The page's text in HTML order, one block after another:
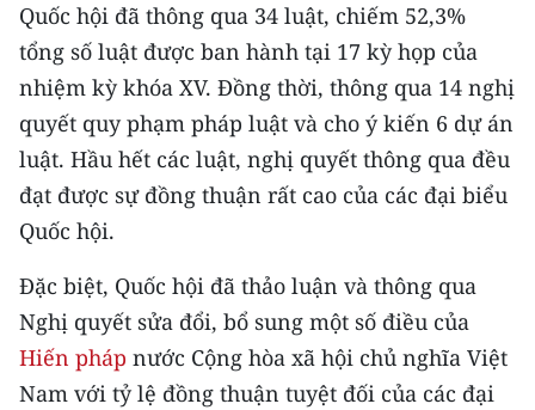
Infographic
TIN MỚI
TIN ĐỊA PHƯƠNG
Trung du và miền núi phía Bắc
Bắc Trung Bộ
Duyên hải Nam Trung Bộ và Tây
Nguyên
Quốc hội đã thông qua 34 luật, chiếm 52,3%
tổng số luật được ban hành tại 17 kỳ họp của
nhiệm kỳ khóa XV. Đồng thời, thông qua 14 nghị
quyết quy phạm pháp luật và cho ý kiến 6 dự án
luật. Hầu hết các luật, nghị quyết thông qua đều
đạt được sự đồng thuận rất cao của các đại biểu
Quốc hội.
Đặc biệt, Quốc hội đã thảo luận và thông qua
Nghị quyết sửa đổi, bổ sung một số điều của
Hiến pháp nước Cộng hòa xã hội chủ nghĩa Việt
Nam với tỷ lệ đồng thuận tuyệt đối của các đại